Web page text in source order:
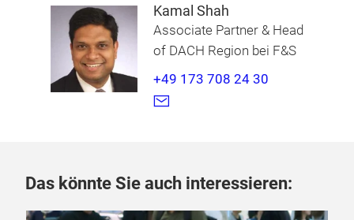
Kamal Shah
Associate Partner & Head
of DACH Region bei F&S
+49 173 708 24 30
Das könnte Sie auch interessieren: